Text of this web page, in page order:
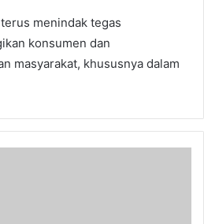
menindak tegas
konsumen dan
masyarakat, khususnya dalam